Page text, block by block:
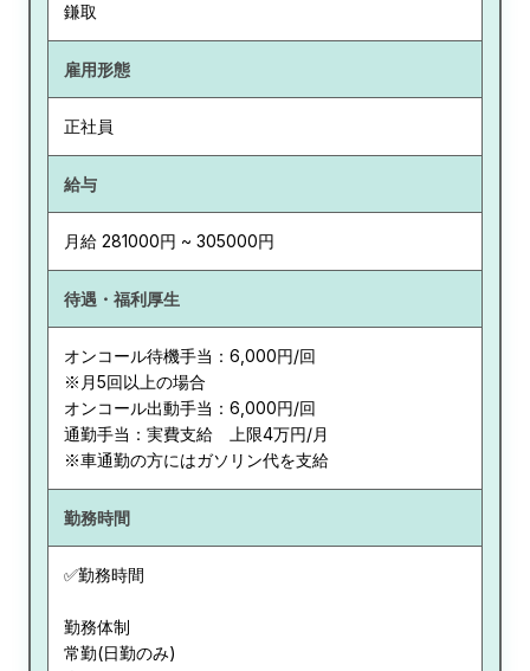
鎌取
雇用形態
正社員
給与
月給 281000円 ~ 305000円
待遇・福利厚生
オンコール待機手当：6,000円/回
※月5回以上の場合
オンコール出動手当：6,000円/回
通勤手当：実費支給 上限4万円/月
※車通勤の方にはガソリン代を支給
勤務時間
✅勤務時間
勤務体制
常勤(日勤のみ)